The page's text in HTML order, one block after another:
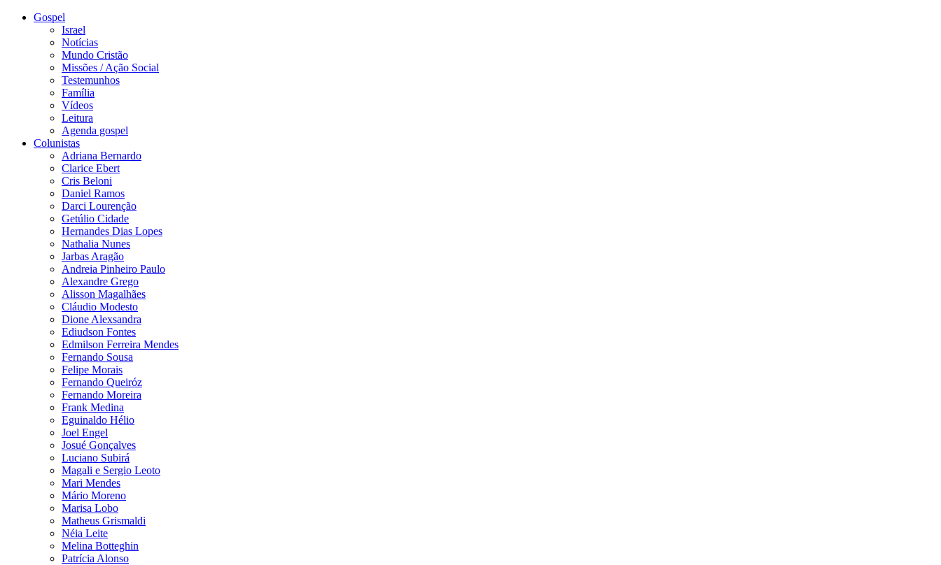
Gospel
Israel
Notícias
Mundo Cristão
Missões / Ação Social
Testemunhos
Família
Vídeos
Leitura
Agenda gospel
Colunistas
Adriana Bernardo
Clarice Ebert
Cris Beloni
Daniel Ramos
Darci Lourenção
Getúlio Cidade
Hernandes Dias Lopes
Nathalia Nunes
Jarbas Aragão
Andreia Pinheiro Paulo
Alexandre Grego
Alisson Magalhães
Cláudio Modesto
Dione Alexsandra
Ediudson Fontes
Edmilson Ferreira Mendes
Fernando Sousa
Felipe Morais
Fernando Queiróz
Fernando Moreira
Frank Medina
Eguinaldo Hélio
Joel Engel
Josué Gonçalves
Luciano Subirá
Magali e Sergio Leoto
Mari Mendes
Mário Moreno
Marisa Lobo
Matheus Grismaldi
Néia Leite
Melina Botteghin
Patrícia Alonso